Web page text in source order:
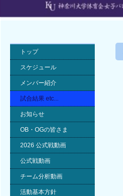
トップ
スケジュール
メンバー紹介
試合結果 etc...
お知らせ
OB・OGの皆さま
2026 公式戦動画
公式戦動画
チーム分析動画
活動基本方針